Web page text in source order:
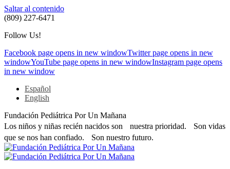
Saltar al contenido
(809) 227-6471
Follow Us!
Facebook page opens in new windowTwitter page opens in new
windowYouTube page opens in new windowInstagram page opens
in new window
Español
English
Fundación Pediátrica Por Un Mañana
Los niños y niñas recién nacidos son nuestra prioridad. Son vidas
que se nos han confiado. Son nuestro futuro.